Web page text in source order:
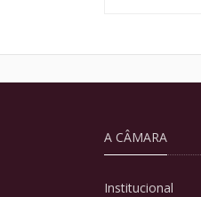
A CÂMARA
Institucional